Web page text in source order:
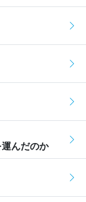
んだのか